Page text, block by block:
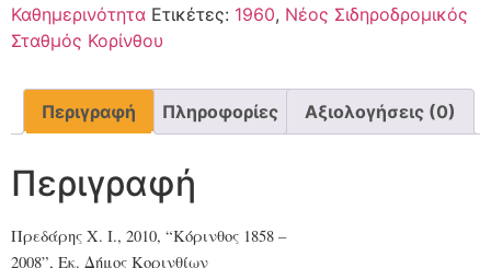
Καθημερινότητα Ετικέτες: 1960, Νέος Σιδηροδρομικός
Σταθμός Κορίνθου
Περιγραφή Πληροφορίες Αξιολογήσεις (0)
Περιγραφή
Πρεδάρης Χ. Ι., 2010, “Κόρινθος 1858 –
2008”, Εκ. Δήμος Κορινθίων